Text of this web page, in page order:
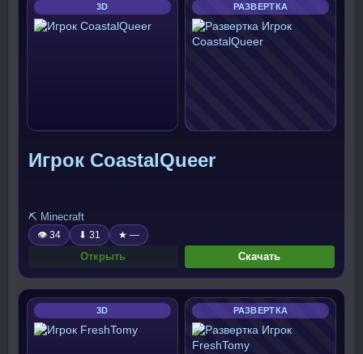
3D РАЗВЕРТКА
Игрок CoastalQueer
⛏️ Minecraft
👁 34 ⬇ 31 ★ —
Открыть Скачать
3D РАЗВЕРТКА